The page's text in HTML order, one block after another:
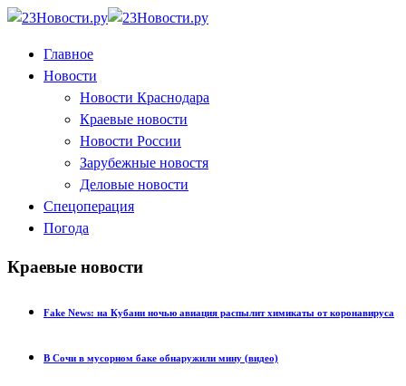
Главное
Новости
Новости Краснодара
Краевые новости
Новости России
Зарубежные новостя
Деловые новости
Спецоперация
Погода
Краевые новости
Fake News: на Кубани ночью авиация распылит химикаты от коронавируса
В Сочи в мусорном баке обнаружили мину (видео)